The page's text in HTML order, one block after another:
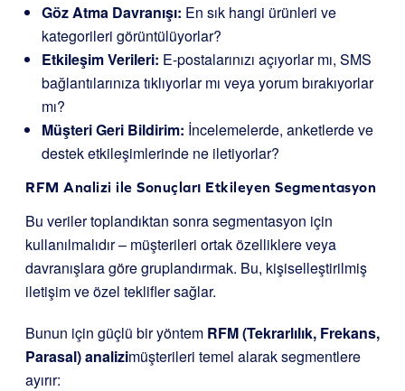
Göz Atma Davranışı: En sık hangi ürünleri ve
kategorileri görüntülüyorlar?
Etkileşim Verileri: E-postalarınızı açıyorlar mı, SMS
bağlantılarınıza tıklıyorlar mı veya yorum bırakıyorlar
mı?
Müşteri Geri Bildirim: İncelemelerde, anketlerde ve
destek etkileşimlerinde ne iletiyorlar?
RFM Analizi ile Sonuçları Etkileyen Segmentasyon
Bu veriler toplandıktan sonra segmentasyon için
kullanılmalıdır – müşterileri ortak özelliklere veya
davranışlara göre gruplandırmak. Bu, kişiselleştirilmiş
iletişim ve özel teklifler sağlar.
Bunun için güçlü bir yöntem RFM (Tekrarlılık, Frekans,
Parasal) analizimüşterileri temel alarak segmentlere
ayırır: